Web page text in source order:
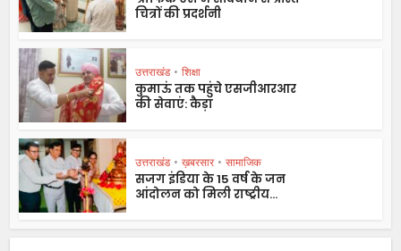
चित्रों की प्रदर्शनी
उत्तराखंड • शिक्षा
कुमाऊं तक पहुंचे एसजीआरआर
की सेवाएं: कैड़ा
उत्तराखंड • ख़बरसार • सामाजिक
सजग इंडिया के 15 वर्ष के जन
आंदोलन को मिली राष्ट्रीय...